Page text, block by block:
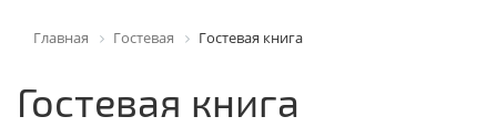
Главная Гостевая Гостевая книга
Гостевая книга